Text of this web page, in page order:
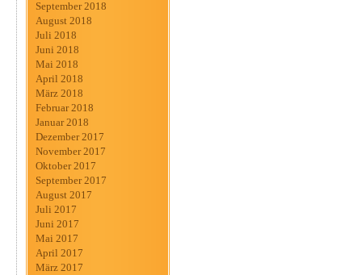
September 2018
August 2018
Juli 2018
Juni 2018
Mai 2018
April 2018
März 2018
Februar 2018
Januar 2018
Dezember 2017
November 2017
Oktober 2017
September 2017
August 2017
Juli 2017
Juni 2017
Mai 2017
April 2017
März 2017